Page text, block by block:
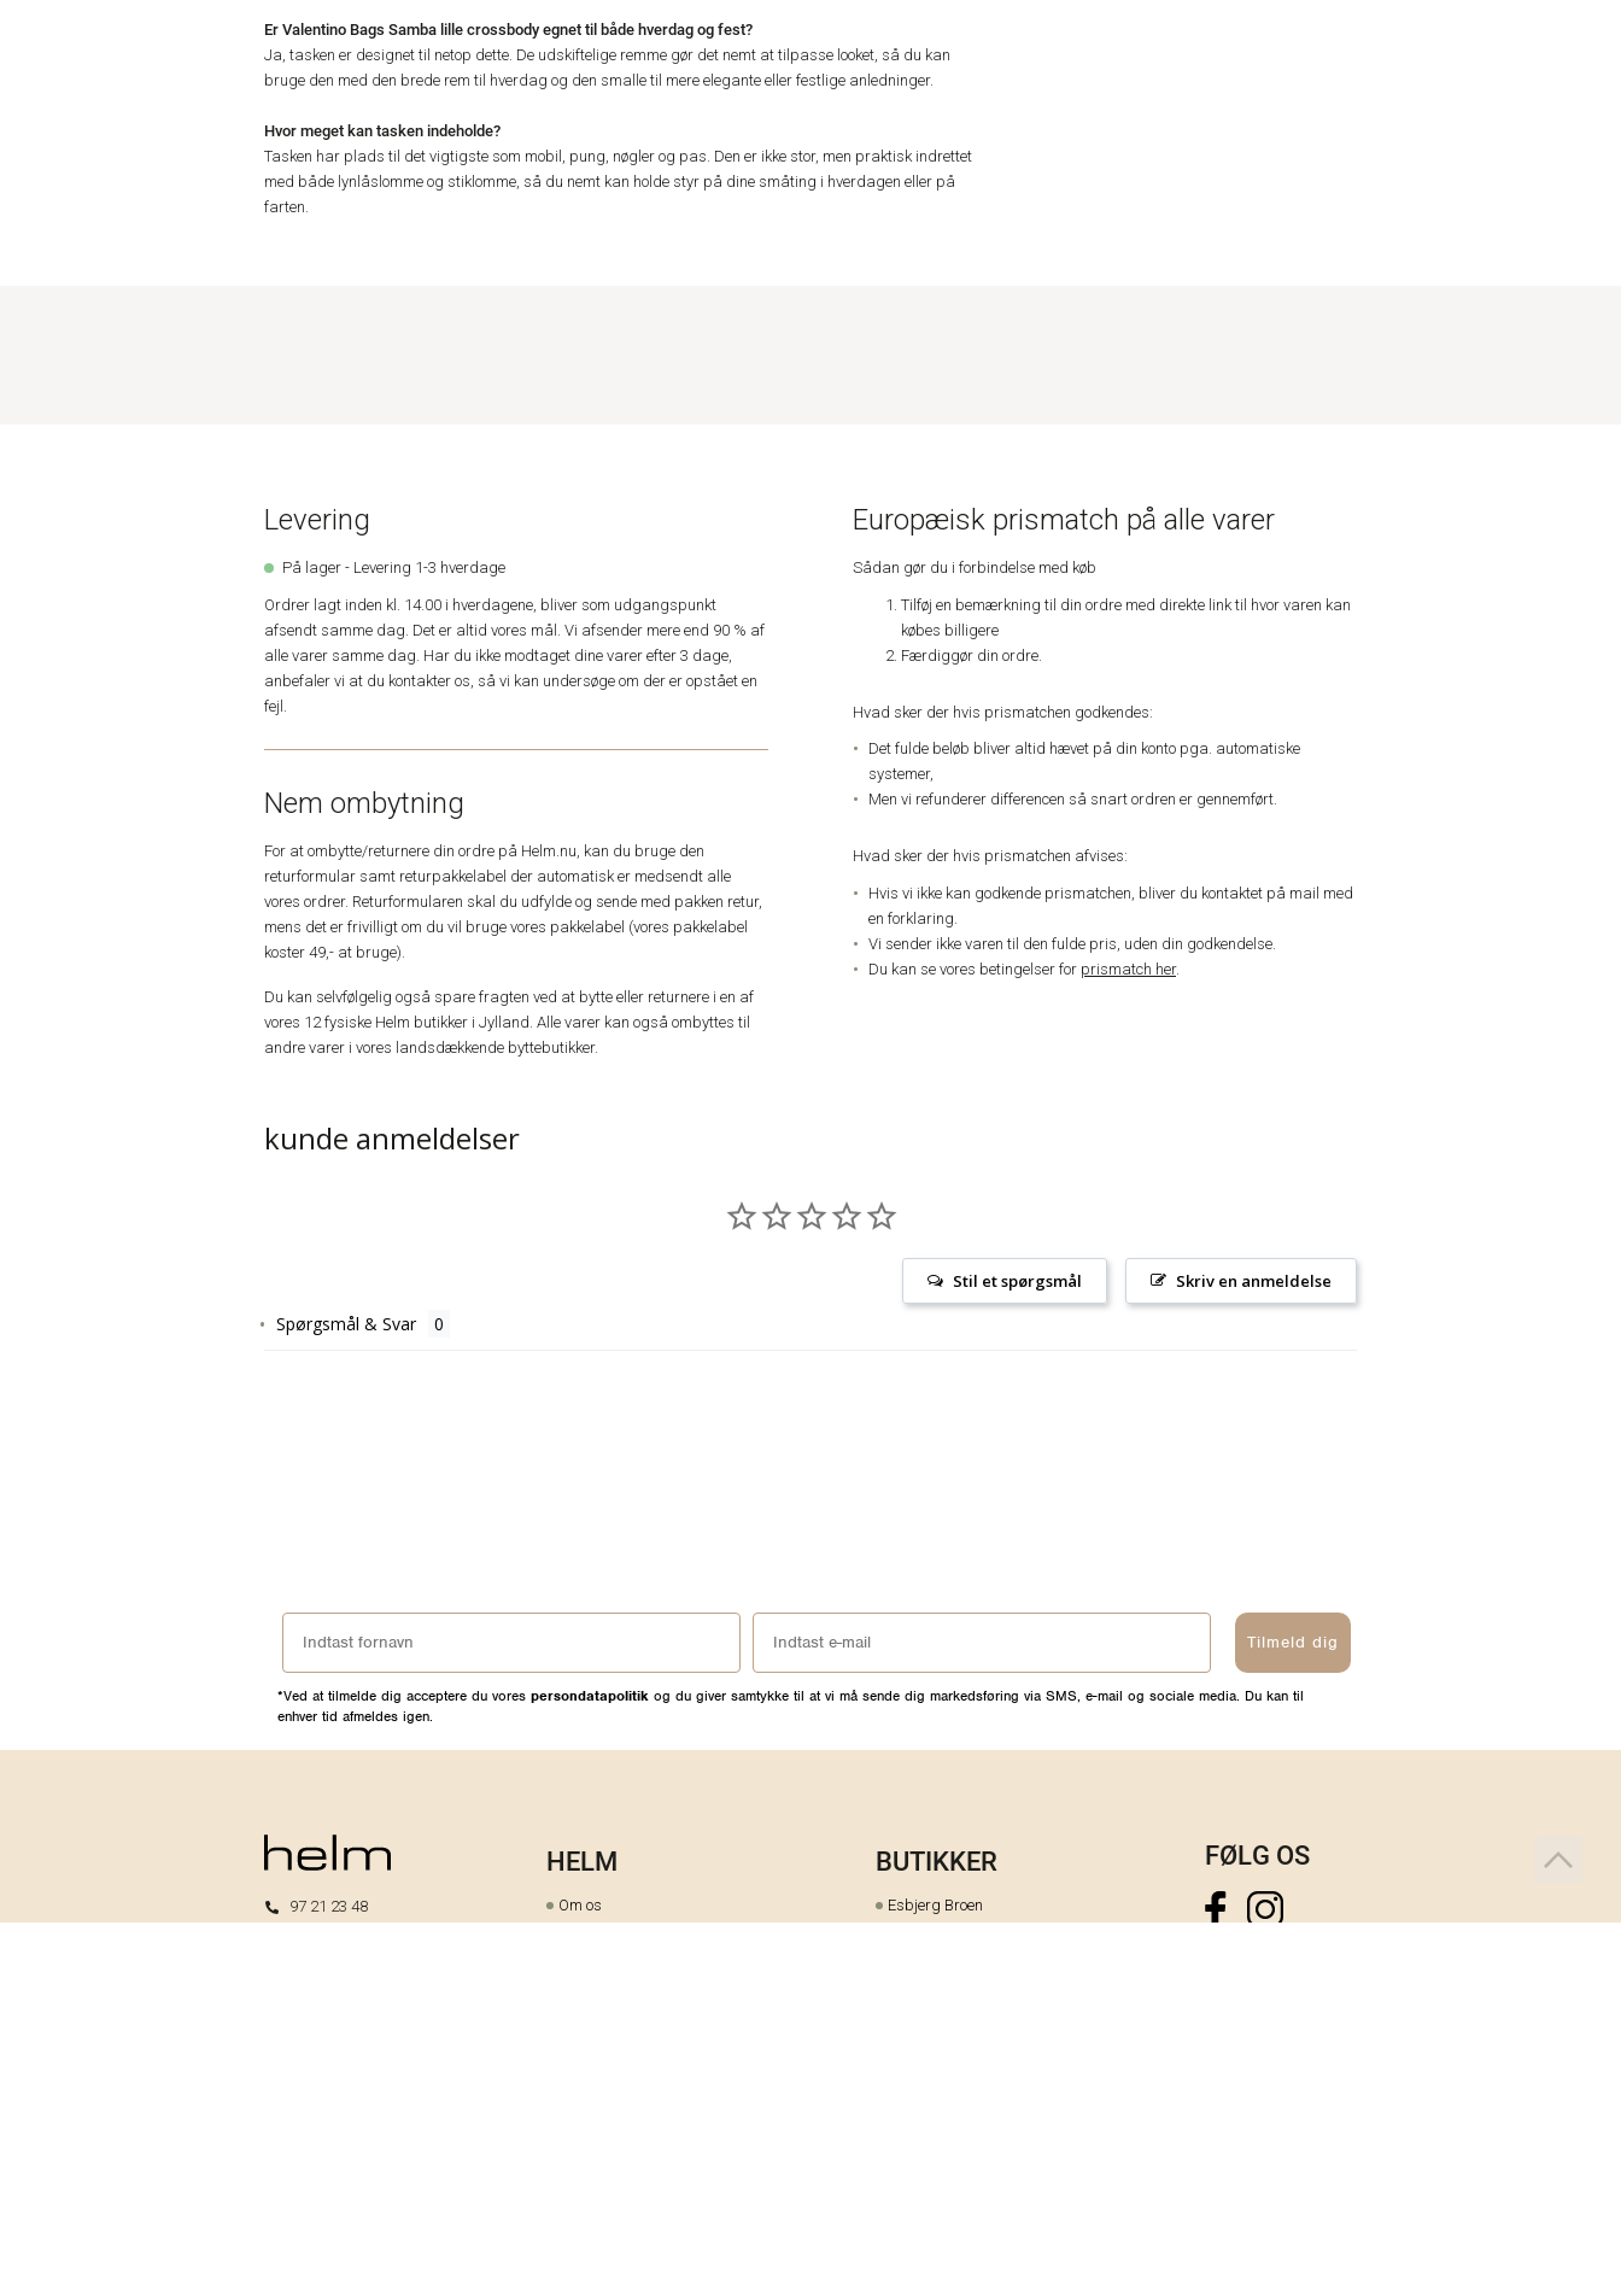
Er Valentino Bags Samba lille crossbody egnet til både hverdag og fest?
Ja, tasken er designet til netop dette. De udskiftelige remme gør det nemt at tilpasse looket, så du kan
bruge den med den brede rem til hverdag og den smalle til mere elegante eller festlige anledninger.
Hvor meget kan tasken indeholde?
Tasken har plads til det vigtigste som mobil, pung, nøgler og pas. Den er ikke stor, men praktisk indrettet
med både lynlåslomme og stiklomme, så du nemt kan holde styr på dine småting i hverdagen eller på
farten.
Levering
På lager - Levering 1-3 hverdage
Ordrer lagt inden kl. 14.00 i hverdagene, bliver som udgangspunkt
afsendt samme dag. Det er altid vores mål. Vi afsender mere end 90 % af
alle varer samme dag. Har du ikke modtaget dine varer efter 3 dage,
anbefaler vi at du kontakter os, så vi kan undersøge om der er opstået en
fejl.
Nem ombytning
For at ombytte/returnere din ordre på Helm.nu, kan du bruge den
returformular samt returpakkelabel der automatisk er medsendt alle
vores ordrer. Returformularen skal du udfylde og sende med pakken retur,
mens det er frivilligt om du vil bruge vores pakkelabel (vores pakkelabel
koster 49,- at bruge).
Du kan selvfølgelig også spare fragten ved at bytte eller returnere i en af
vores 12 fysiske Helm butikker i Jylland. Alle varer kan også ombyttes til
andre varer i vores landsdækkende byttebutikker.
Europæisk prismatch på alle varer
Sådan gør du i forbindelse med køb
Tilføj en bemærkning til din ordre med direkte link til hvor varen kan
købes billigere
Færdiggør din ordre.
Hvad sker der hvis prismatchen godkendes:
Det fulde beløb bliver altid hævet på din konto pga. automatiske
systemer,
Men vi refunderer differencen så snart ordren er gennemført.
Hvad sker der hvis prismatchen afvises:
Hvis vi ikke kan godkende prismatchen, bliver du kontaktet på mail med
en forklaring.
Vi sender ikke varen til den fulde pris, uden din godkendelse.
Du kan se vores betingelser for prismatch her.
kunde anmeldelser
Skriv en anmeldelse
Stil et spørgsmål
Spørgsmål & Svar
Tilmeld dig
*Ved at tilmelde dig acceptere du vores persondatapolitik og du giver samtykke til at vi må sende dig markedsføring via SMS, e-mail og sociale media. Du kan til
enhver tid afmeldes igen.
97 21 23 48
HELM
Om os
BUTIKKER
Esbjerg Broen
FØLG OS